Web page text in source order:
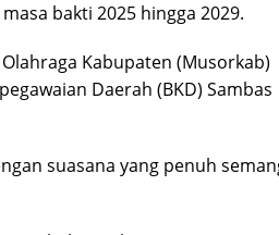
bakti 2025 hingga 2029.
Kabupaten (Musorkab)
Daerah (BKD) Sambas
suasana yang penuh